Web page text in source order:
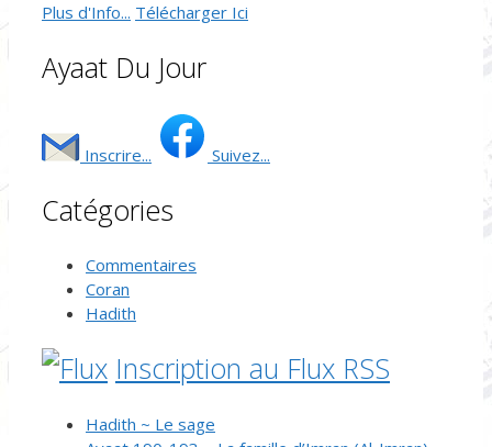
Plus d'Info... Télécharger Ici
Ayaat Du Jour
Inscrire... Suivez...
Catégories
Commentaires
Coran
Hadith
Inscription au Flux RSS
Hadith ~ Le sage